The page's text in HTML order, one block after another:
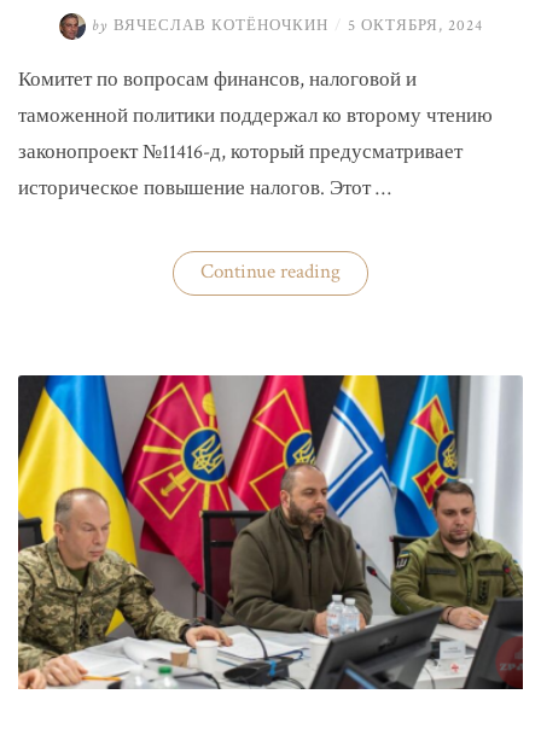
by ВЯЧЕСЛАВ КОТЁНОЧКИН / 5 ОКТЯБРЯ, 2024
Комитет по вопросам финансов, налоговой и
таможенной политики поддержал ко второму чтению
законопроект №11416-д, который предусматривает
историческое повышение налогов. Этот …
Continue reading«Комитет
ВР
налогов»